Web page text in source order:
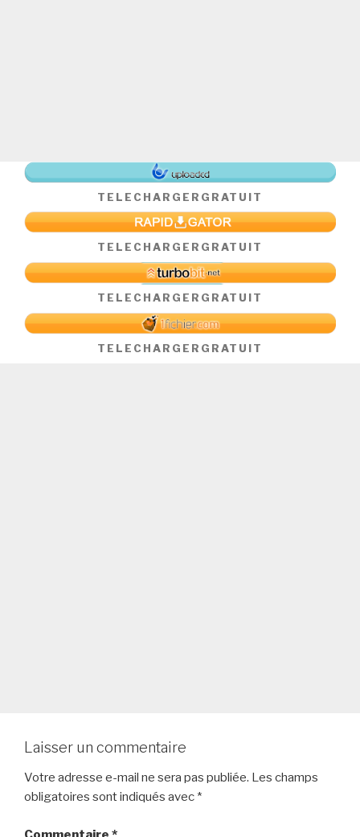
TELECHARGER GRATUIT
TELECHARGER GRATUIT
TELECHARGER GRATUIT
TELECHARGER GRATUIT
Laisser un commentaire
Votre adresse e-mail ne sera pas publiée. Les champs
obligatoires sont indiqués avec *